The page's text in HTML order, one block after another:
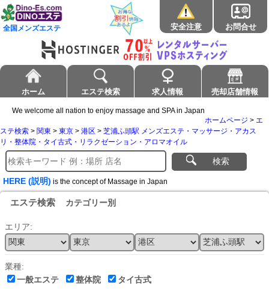
全国メンズエステ 安全注意 お問合せ
ホーム エステ検索 求人情報 売却店舗情報
We welcome all nation to enjoy massage and SPA in Japan
ホームページ > エ
ステ検索 > 関東 > 東京 > 港区 > 芝浦ふ頭駅 メンズエステ・マッサージ・アカス
リ・整体院・タイ古式・リラクゼーション・アロマオイル
検索
HERE (説明) is the concept of Massage in Japan
エステ検索 カテゴリー別
エリア:
業種:
一般エステ
整体院 タイ古式